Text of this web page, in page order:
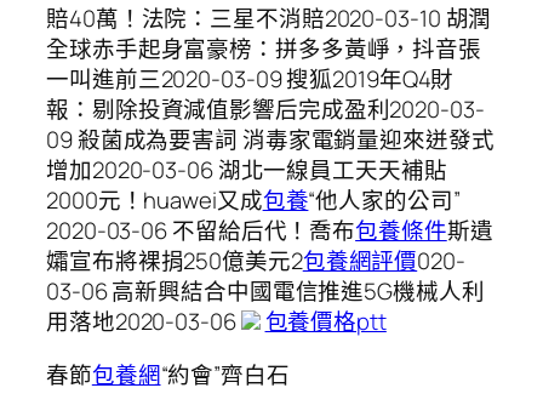
賠40萬！法院：三星不消賠2020-03-10 胡潤
全球赤手起身富豪榜：拼多多黃崢，抖音張
一叫進前三2020-03-09 搜狐2019年Q4財
報：剔除投資減值影響后完成盈利2020-03-
09 殺菌成為要害詞 消毒家電銷量迎來迸發式
增加2020-03-06 湖北一線員工天天補貼
2000元！huawei又成包養“他人家的公司”
2020-03-06 不留給后代！喬布包養條件斯遺
孀宣布將裸捐250億美元2包養網評價020-
03-06 高新興結合中國電信推進5G機械人利
用落地2020-03-06
包養價格ptt
春節包養網“約會”齊白石